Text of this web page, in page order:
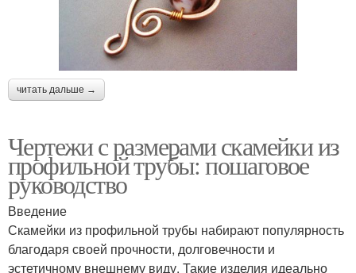
читать дальше →
Чертежи с размерами скамейки из
профильной трубы: пошаговое
руководство
Введение
Скамейки из профильной трубы набирают популярность
благодаря своей прочности, долговечности и
эстетичному внешнему виду. Такие изделия идеально